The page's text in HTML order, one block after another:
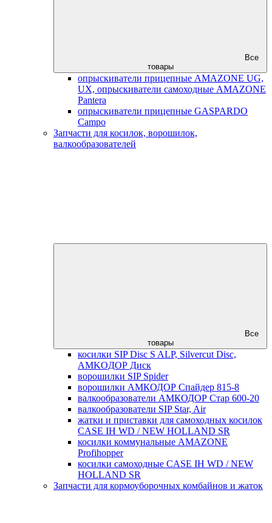
Все
товары
опрыскиватели прицепные AMAZONE UG,
UX, опрыскиватели самоходные AMAZONE
Pantera
опрыскиватели прицепные GASPARDO
Campo
Запчасти для косилок, ворошилок,
валкообразователей
Все
товары
косилки SIP Disc S ALP, Silvercut Disc,
AMKOДОР Диск
ворошилки SIP Spider
ворошилки АМКОДОР Спайдер 815-8
валкообразователи АМКОДОР Стар 600-20
валкообразователи SIP Star, Air
жатки и приставки для самоходных косилок
CASE IH WD / NEW HOLLAND SR
косилки коммунальные AMAZONE
Profihopper
косилки самоходные CASE IH WD / NEW
HOLLAND SR
Запчасти для кормоуборочных комбайнов и жаток